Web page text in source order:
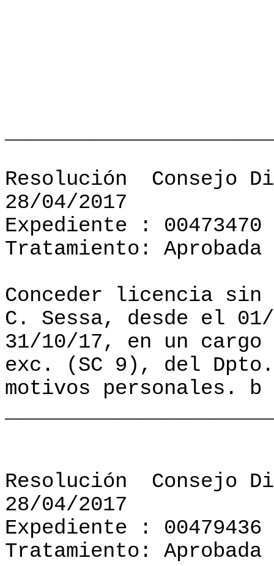
Resolución
Consejo
28/04/2017
Expediente : 00473470
Tratamiento: Aprobada
Conceder licencia
C. Sessa, desde el
31/10/17, en un
exc. (SC 9), del
motivos personales. b
Resolución
Consejo
28/04/2017
Expediente : 00479436
Tratamiento: Aprobada